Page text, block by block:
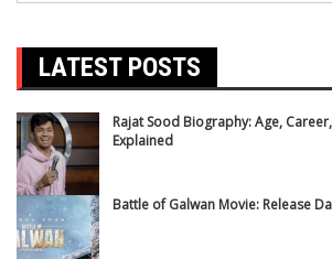
LATEST POSTS
Rajat Sood Biography: Age,
Explained
Battle of Galwan Movie: Release